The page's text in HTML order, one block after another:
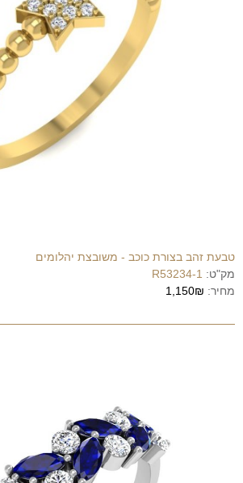
טבעת זהב בצורת כוכב - משובצת יהלומים
מק"ט: R53234-1
מחיר: 1,150₪